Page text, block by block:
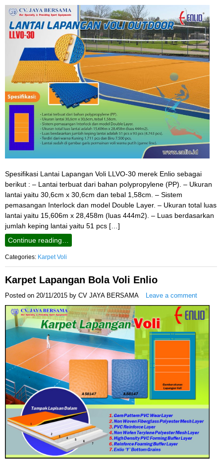
Spesifikasi Lantai Lapangan Voli LLVO-30 merek Enlio sebagai
berikut : – Lantai terbuat dari bahan polypropylene (PP). – Ukuran
lantai yaitu 30,6cm x 30,6cm dan tebal 1,58cm. – Sistem
pemasangan Interlock dan model Double Layer. – Ukuran total luas
lantai yaitu 15,606m x 28,458m (luas 444m2). – Luas berdasarkan
jumlah keping lantai yaitu 51 pcs […]
Continue reading…
Categories: Karpet Voli
Karpet Lapangan Bola Voli Enlio
Posted on 20/11/2015 by CV JAYA BERSAMA Leave a comment